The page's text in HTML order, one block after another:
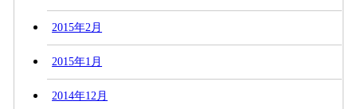
2015年2月
2015年1月
2014年12月